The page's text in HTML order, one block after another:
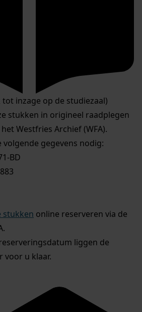
inzage op de studiezaal)
stukken in origineel raadplegen
Westfries Archief (WFA).
gegevens nodig:
BD
stukken online reserveren via de
liggen de
voor u klaar.